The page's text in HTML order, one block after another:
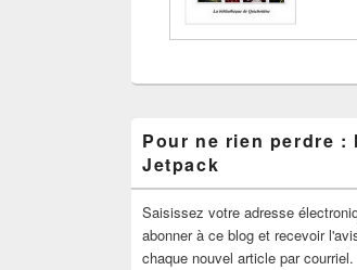
Pour ne rien perdre :
Jetpack
Saisissez votre adresse
abonner à ce blog et recevoir
chaque nouvel article par courriel.